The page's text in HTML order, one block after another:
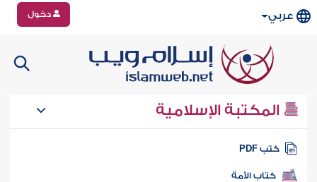
عربي دخول
المكتبة الإسلامية
كتب PDF